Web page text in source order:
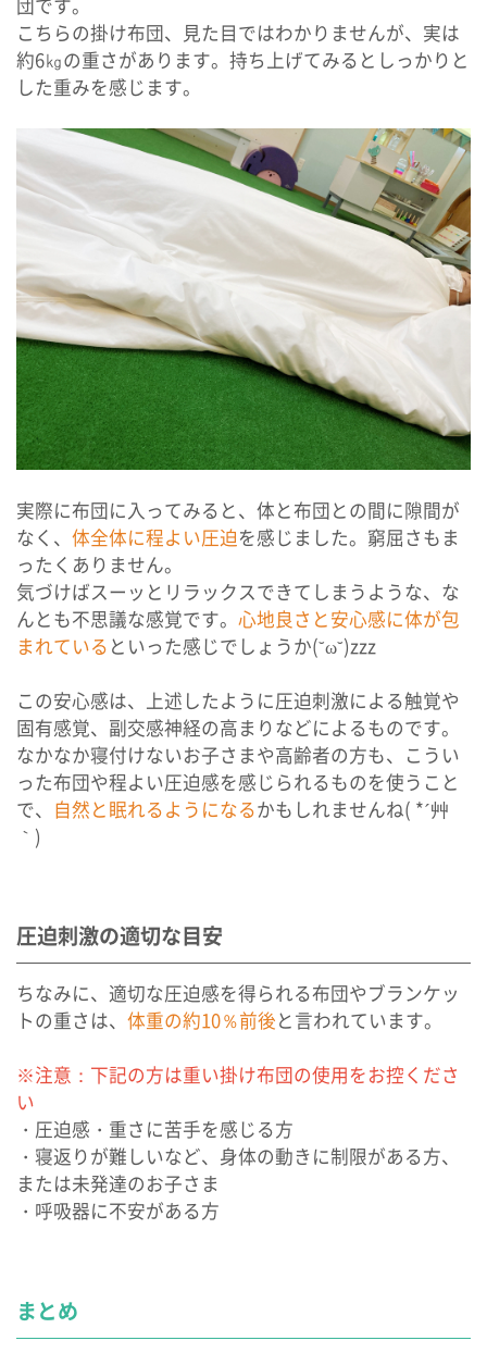
団です。
こちらの掛け布団、見た目ではわかりませんが、実は
約6㎏の重さがあります。持ち上げてみるとしっかりと
した重みを感じます。
実際に布団に入ってみると、体と布団との間に隙間が
なく、 体全体に程よい圧迫を感じました。窮屈さもま
ったくありません。
気づけばスーッとリラックスできてしまうような、な
んとも不思議な感覚です。 心地良さと安心感に体が包
まれている といった感じでしょうか(˘ω˘)zzz
この安心感は、上述したように圧迫刺激による触覚や
固有感覚、副交感神経の高まりなどによるものです。
なかなか寝付けないお子さまや高齢者の方も、こうい
った布団や程よい圧迫感を感じられるものを使うこと
で、 自然と眠れるようになるかもしれませんね( *´艸
｀)
圧迫刺激の適切な目安
ちなみに、適切な圧迫感を得られる布団やブランケッ
トの重さは、 体重の約10％前後と言われています。
※注意：下記の方は重い掛け布団の使用をお控くださ
い
・圧迫感・重さに苦手を感じる方
・寝返りが難しいなど、身体の動きに制限がある方、
または未発達のお子さま
・呼吸器に不安がある方
まとめ